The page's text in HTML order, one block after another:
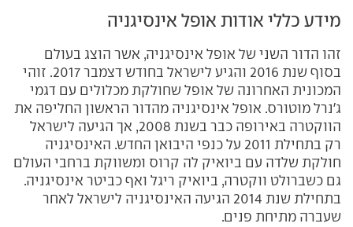
מידע כללי אודות אופל אינסיגניה
זהו הדור השני של אופל אינסיגניה, אשר הוצג בעולם
בסוף שנת 2016 והגיע לישראל בחודש דצמבר 2017. זוהי
המכונית האחרונה של אופל שחולקת מכלולים עם דגמי
ג'נרל מוטורס. אופל אינסיגניה מהדור הראשון החליפה את
הווקטרה באירופה כבר בשנת 2008, אך הגיעה לישראל
רק בתחילת 2011 על כנפי היבואן החדש. האינסיגניה
חולקת שלדה עם ביואיק לה קרוס ומשווקת ברחבי העולם
גם כשברולט ווקטרה, ביואיק ריגל ואף כביטר אינסיגניה.
בתחילת שנת 2014 הגיעה האינסיגניה לישראל לאחר
שעברה מתיחת פנים.